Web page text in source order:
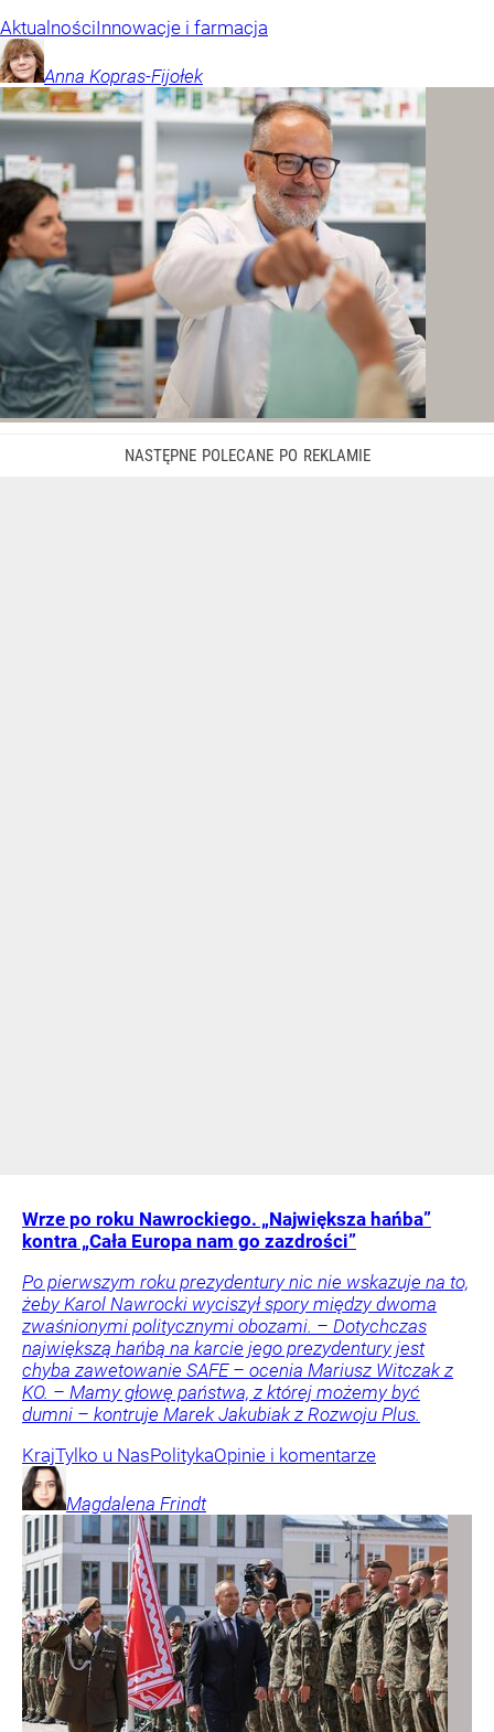
AktualnościInnowacje i farmacja
Anna Kopras-Fijołek
Wrze po roku Nawrockiego. „Największa hańba”
kontra „Cała Europa nam go zazdrości”
Po pierwszym roku prezydentury nic nie wskazuje na to,
żeby Karol Nawrocki wyciszył spory między dwoma
zwaśnionymi politycznymi obozami. – Dotychczas
największą hańbą na karcie jego prezydentury jest
chyba zawetowanie SAFE – ocenia Mariusz Witczak z
KO. – Mamy głowę państwa, z której możemy być
dumni – kontruje Marek Jakubiak z Rozwoju Plus.
KrajTylko u NasPolitykaOpinie i komentarze
Magdalena Frindt